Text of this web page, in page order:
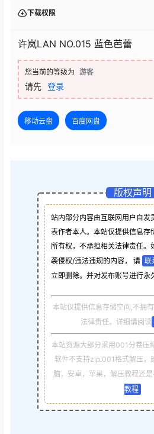
下载权限
许岚LAN NO.015 蓝色芭蕾
您当前的等级为 游客
请先 登录
移动云盘 百度网盘
版权声明
站内部分内容由互联网用户自发
表作者本人。本站仅提供信息存
所有权，不承担相关法律责任。
袭侵权/违法违规的内容， 请 联
立即删除。并对发布账号进行永
本站仅提供信息存储空间,不拥
法律责任。详细请阅读
本站资源大部分采用001分卷压
软件不支持zip.001格式解压
脑，安卓，苹果，解压教程还
教程